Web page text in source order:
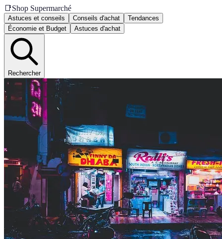
📑Shop Supermarché
Astuces et conseils Conseils d'achat
Tendances
Économie et Budget
Astuces d'achat
Rechercher